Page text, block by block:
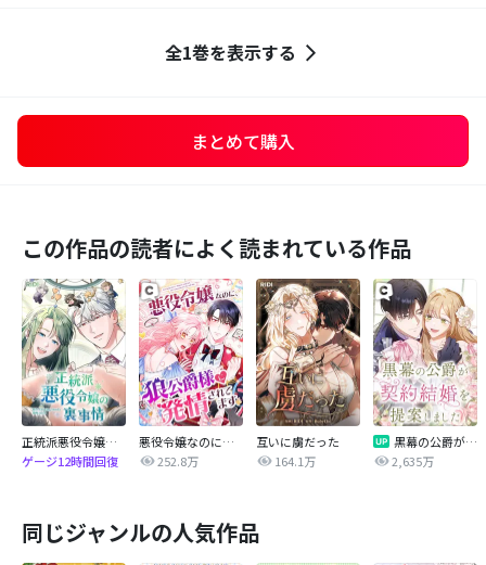
全1巻を表示する
まとめて購入
この作品の読者によく読まれている作品
正統派悪役令嬢の裏事情
ゲージ12時間回復
悪役令嬢なのに、狼公爵様に発情されてます
252.8万
互いに虜だった
164.1万
黒幕の公爵が契約結婚を提案しました
2,635万
同じジャンルの人気作品